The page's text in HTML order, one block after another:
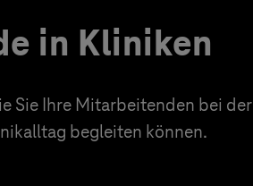
in Kliniken
Sie Ihre Mitarbeitenden bei der
begleiten können.